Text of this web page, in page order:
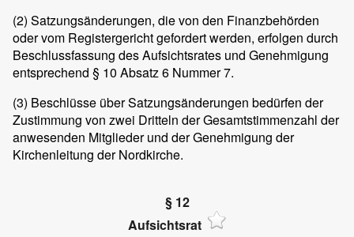
(2) Satzungsänderungen, die von den Finanzbehörden
oder vom Registergericht gefordert werden, erfolgen durch
Beschlussfassung des Aufsichtsrates und Genehmigung
entsprechend § 10 Absatz 6 Nummer 7.
(3) Beschlüsse über Satzungsänderungen bedürfen der
Zustimmung von zwei Dritteln der Gesamtstimmenzahl der
anwesenden Mitglieder und der Genehmigung der
Kirchenleitung der Nordkirche.
§ 12
Aufsichtsrat